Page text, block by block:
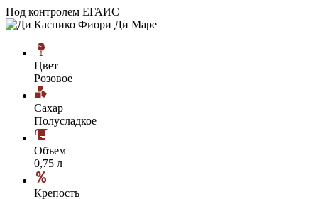
Под контролем ЕГАИС
Цвет
Розовое
Сахар
Полусладкое
Объем
0,75 л
Крепость